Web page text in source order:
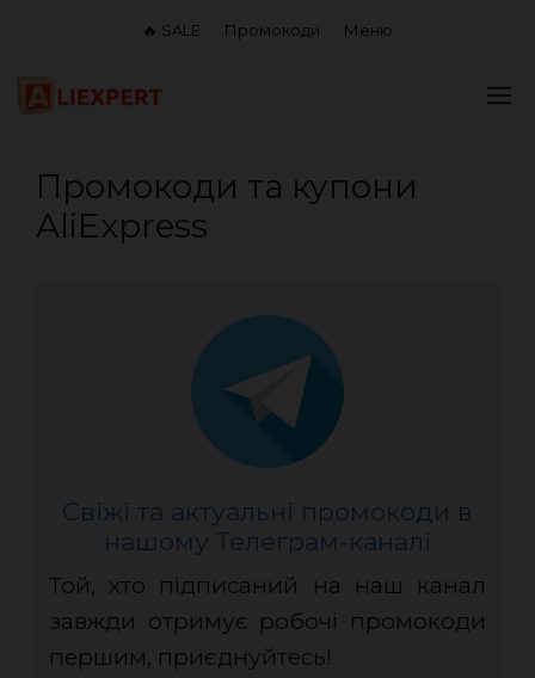
вмісту
🔥 SALE Промокоди Меню
Промокоди та купони
AliExpress
Свіжі та актуальні промокоди в
нашому Телеграм-каналі
Той, хто підписаний на наш канал
завжди отримує робочі промокоди
першим, приєднуйтесь!